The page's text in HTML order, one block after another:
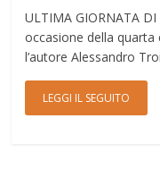
ULTIMA GIORNATA DI
occasione della
l’autore Alessandro
LEGGI IL SEGUITO